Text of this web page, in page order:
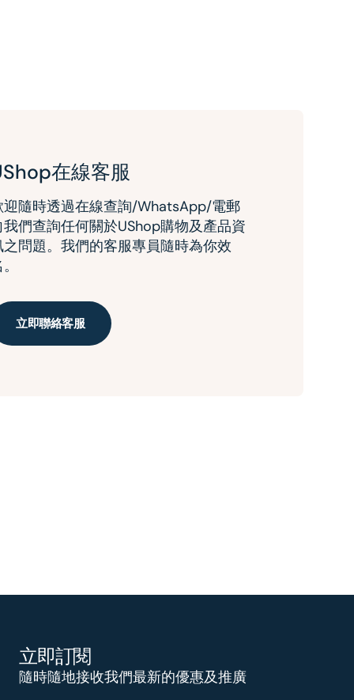
在線客服
迎隨時透過在線查詢/WhatsApp/電郵
我們查詢任何關於UShop購物及產品資
之問題。我們的客服專員隨時為你效
立即聯絡客服
立即訂閱
隨時隨地接收我們最新的優惠及推廣